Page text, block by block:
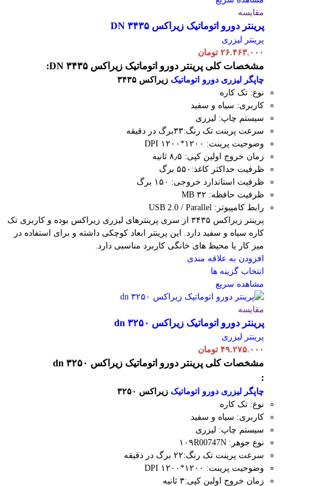
مقایسه
پرینتر دورو اتوماتیک زیراکس DN ۳۴۳۵
پرینتر لیزری
۲۶.۴۶۳.۰۰۰ تومان
مشخصات کلی پرینتر دورو اتوماتیک زیراکس DN ۳۴۳۵:
چاپگر لیزری دورو اتوماتیک زیراکس ۳۴۳۵
نوع: تک کاره
کاربری: سیاه و سفید
سیستم چاپ: لیزری
سرعت پرینت تک رنگ:۳۳برگ در دقیقه
وضوحیت پرینت: ۱۲۰۰*۱۲۰۰ DPI
زمان خروج اولین کپی: ۸٫۵ ثانیه
ظرفیت حداکثر کاغذ:۵۵۰ برگ
ظرفیت استاندارد خروجی: ۱۵۰ برگ
ظرفیت حافظه: ۳۲ MB
رابط کامپیوتر: USB 2.0 / Parallel
پرینتر زیراکس ۳۴۳۵ از سری پرینترهای لیزری زیراکس بوده و کاربری تک
کاره سیاه و سفید دارد. این پرینتر ابعاد کوچکی داشته و برای استفاده در
میز کار یا محیط های خانگی کاربرد مناسبی دارد.
افزودن به علاقه مندی
انتخاب گزینه ها
مشاهده سریع
مقایسه
پرینتر دورو اتوماتیک زیراکس dn ۳۲۵۰
پرینتر لیزری
۴۹.۲۷۵.۰۰۰ تومان
مشخصات کلیپرینتر دورو اتوماتیک زیراکس dn ۳۲۵۰
:
چاپگر لیزری دورو اتوماتیک زیراکس ۳۲۵۰
نوع: تک کاره
کاربری: سیاه و سفید
سیستم چاپ: لیزری
نوع جوهر: ۱۰۹R00747N
سرعت پرینت تک رنگ:۲۲ برگ در دقیقه
وضوحیت پرینت: ۱۲۰۰*۱۲۰۰ DPI
زمان خروج اولین کپی:۳ ثانیه